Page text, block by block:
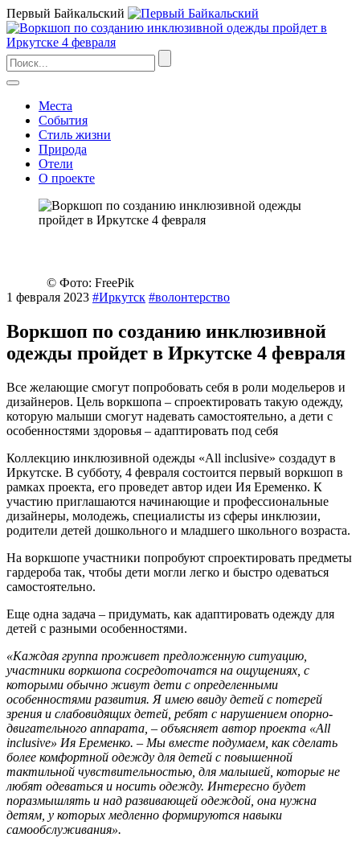
Первый Байкальский
Места
События
Стиль жизни
Природа
Отели
О проекте
© Фото: FreePik
1 февраля 2023 #Иркутск #волонтерство
Воркшоп по созданию инклюзивной
одежды пройдет в Иркутске 4 февраля
Все желающие смогут попробовать себя в роли модельеров и
дизайнеров. Цель воркшопа – спроектировать такую одежду,
которую малыши смогут надевать самостоятельно, а дети с
особенностями здоровья – адаптировать под себя
Коллекцию инклюзивной одежды «All inclusive» создадут в
Иркутске. В субботу, 4 февраля состоится первый воркшоп в
рамках проекта, его проведет автор идеи Ия Еременко. К
участию приглашаются начинающие и профессиональные
дизайнеры, молодежь, специалисты из сферы инклюзии,
родители детей дошкольного и младшего школьного возраста.
На воркшопе участники попробуют спроектировать предметы
гардероба так, чтобы дети могли легко и быстро одеваться
самостоятельно.
Еще одна задача – придумать, как адаптировать одежду для
детей с разными особенностями.
«Каждая группа проживет предложенную ситуацию,
участники воркшопа сосредоточатся на ощущениях, с
которыми обычно живут дети с определенными
особенностями развития. Я имею ввиду детей с потерей
зрения и слабовидящих детей, ребят с нарушением опорно-
двигательного аппарата, – объясняет автор проекта «All
inclusive» Ия Еременко. – Мы вместе подумаем, как сделать
более комфортной одежду для детей с повышенной
тактильной чувствительностью, для малышей, которые не
любят одеваться и носить одежду. Интересно будет
поразмышлять и над развивающей одеждой, она нужна
детям, у которых медленно формируются навыки
самообслуживания».